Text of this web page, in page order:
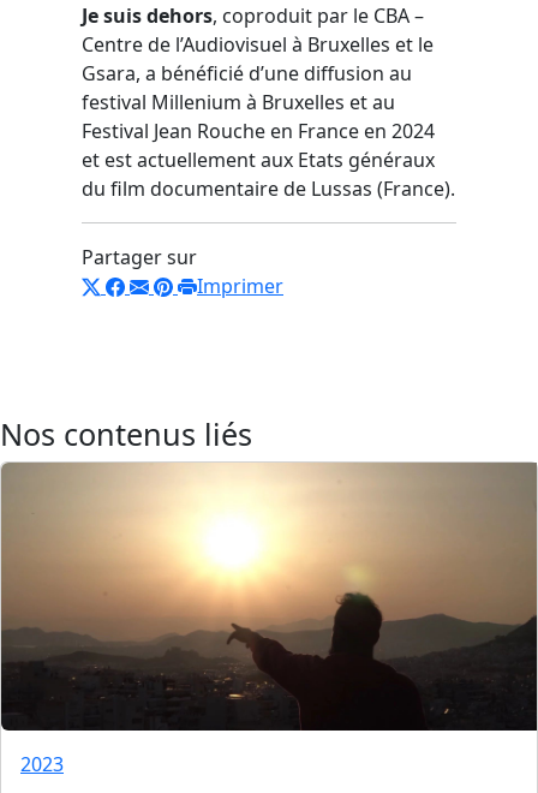
Je suis dehors, coproduit par le CBA –
Centre de l’Audiovisuel à Bruxelles et le
Gsara, a bénéficié d’une diffusion au
festival Millenium à Bruxelles et au
Festival Jean Rouche en France en 2024
et est actuellement aux Etats généraux
du film documentaire de Lussas (France).
Partager sur
Imprimer
Nos contenus liés
2023